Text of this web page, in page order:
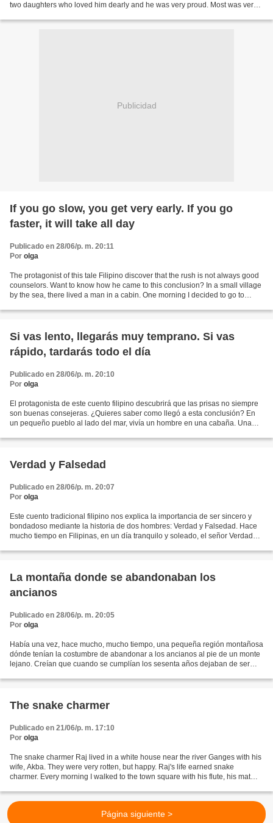
two daughters who loved him dearly and he was very proud. Most was very
Publicidad
If you go slow, you get very early. If you go
faster, it will take all day
Publicado en 28/06/p. m. 20:11
Por olga
The protagonist of this tale Filipino discover that the rush is not always good
counselors. Want to know how he came to this conclusion? In a small village
by the sea, there lived a man in a cabin. One morning I decided to go to
Si vas lento, llegarás muy temprano. Si vas
rápido, tardarás todo el día
Publicado en 28/06/p. m. 20:10
Por olga
El protagonista de este cuento filipino descubrirá que las prisas no siempre
son buenas consejeras. ¿Quieres saber como llegó a esta conclusión? En
un pequeño pueblo al lado del mar, vivía un hombre en una cabaña. Una
Verdad y Falsedad
Publicado en 28/06/p. m. 20:07
Por olga
Este cuento tradicional filipino nos explica la importancia de ser sincero y
bondadoso mediante la historia de dos hombres: Verdad y Falsedad. Hace
mucho tiempo en Filipinas, en un día tranquilo y soleado, el señor Verdad
La montaña donde se abandonaban los
ancianos
Publicado en 28/06/p. m. 20:05
Por olga
Había una vez, hace mucho, mucho tiempo, una pequeña región montañosa
dónde tenían la costumbre de abandonar a los ancianos al pie de un monte
lejano. Creían que cuando se cumplían los sesenta años dejaban de ser
The snake charmer
Publicado en 21/06/p. m. 17:10
Por olga
The snake charmer Raj lived in a white house near the river Ganges with his
wife, Akba. They were very rotten, but happy. Raj's life earned snake
charmer. Every morning I walked to the town square with his flute, his mat
Página siguiente >